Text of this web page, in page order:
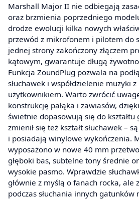
Marshall Major II nie odbiegają
oraz brzmienia poprzedniego
drodze ewolucji kilka nowych
przewód z mikrofonem i pilotem do
jednej strony zakończony złączem
kątowym, gwarantuje długą
Funkcja ZoundPlug pozwala na
słuchawek i współdzielenie muzyki
użytkownikiem. Warto zwrócić
konstrukcję pałąka i zawiasów,
świetnie dopasowują się do kształtu
zmienił się też kształt słuchawek –
i posiadają winylowe wykończenia.
wyposażono w nowe 40 mm
głęboki bas, subtelne tony średnie
wysokie pasmo. Wprawdzie
głównie z myślą o fanach rocka, ale
podczas słuchania innych gatunków